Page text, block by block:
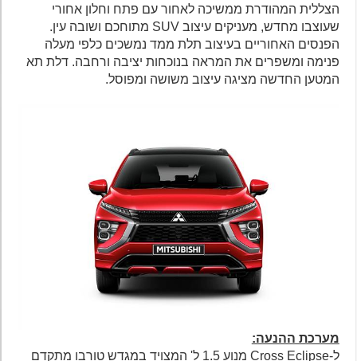
הצללית המהודרת ממשיכה לאחור עם פתח וחלון אחורי
שעוצבו מחדש, מעניקים עיצוב SUV מתוחכם ושובה עין.
הפנסים האחוריים בעיצוב תלת ממד נמשכים כלפי מעלה
פנימה ומשפרים את המראה בנוכחות יציבה ורחבה. דלת תא
המטען החדשה מציגה עיצוב משושה ומפוסל.
מערכת ההנעה:
ל-Cross Eclipse מנוע 1.5 ל' המצויד במגדש טורבו מתקדם